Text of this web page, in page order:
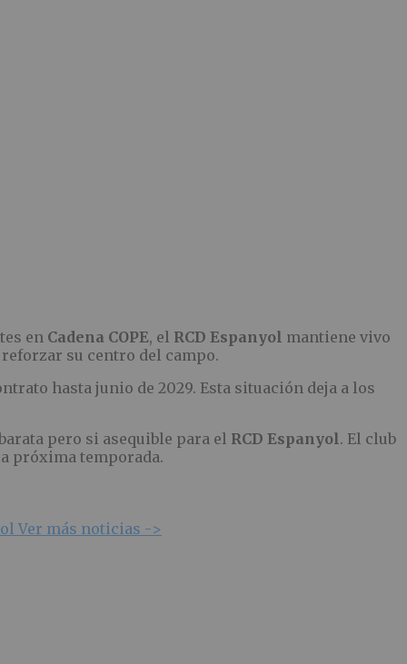
en Cadena COPE, el RCD Espanyol mantiene vivo
su centro del campo.
hasta junio de 2029. Esta situación deja a los
pero si asequible para el RCD Espanyol. El club
próxima temporada.
Ver más noticias ->